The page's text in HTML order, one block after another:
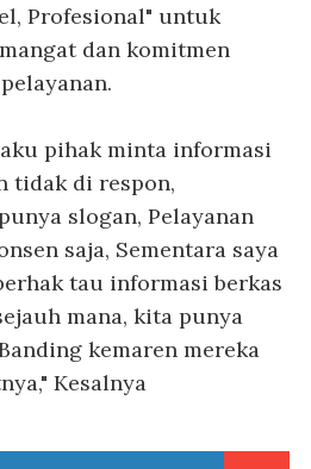
Profesional" untuk
dan komitmen
pihak minta informasi
tidak di respon,
slogan, Pelayanan
saja, Sementara saya
tau informasi berkas
mana, kita punya
kemaren mereka
Kesalnya